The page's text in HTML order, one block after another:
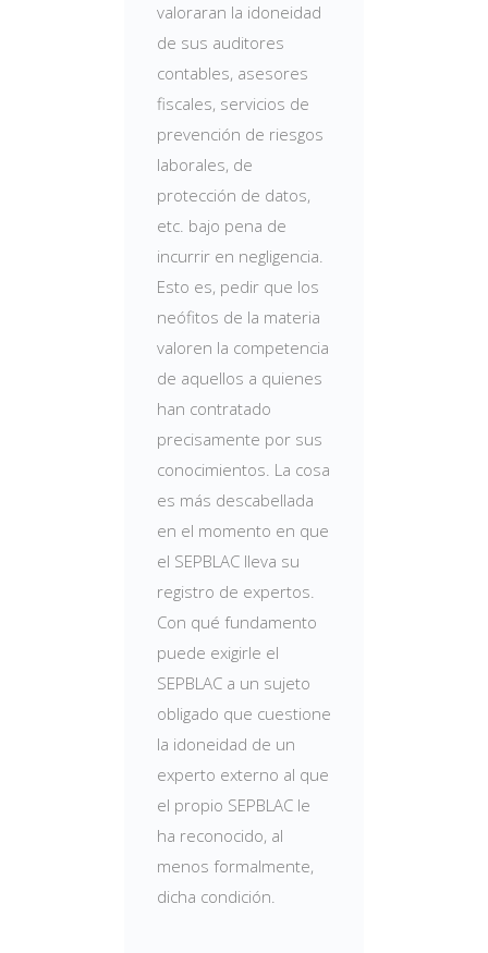
valoraran la idoneidad
de sus auditores
contables, asesores
fiscales, servicios de
prevención de riesgos
laborales, de
protección de datos,
etc. bajo pena de
incurrir en negligencia.
Esto es, pedir que los
neófitos de la materia
valoren la competencia
de aquellos a quienes
han contratado
precisamente por sus
conocimientos. La cosa
es más descabellada
en el momento en que
el SEPBLAC lleva su
registro de expertos.
Con qué fundamento
puede exigirle el
SEPBLAC a un sujeto
obligado que cuestione
la idoneidad de un
experto externo al que
el propio SEPBLAC le
ha reconocido, al
menos formalmente,
dicha condición.